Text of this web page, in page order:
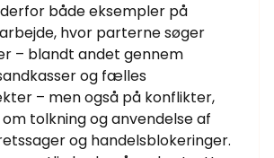
både eksempler på
hvor parterne søger
– blandt andet gennem
og fælles
– men også på konflikter,
tolkning og anvendelse af
og handelsblokeringer.